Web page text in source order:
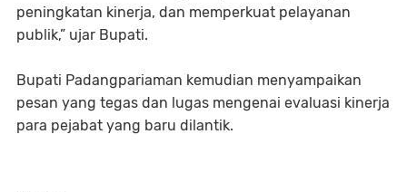
peningkatan kinerja, dan memperkuat pelayanan
publik,” ujar Bupati.
Bupati Padangpariaman kemudian menyampaikan
pesan yang tegas dan lugas mengenai evaluasi kinerja
para pejabat yang baru dilantik.